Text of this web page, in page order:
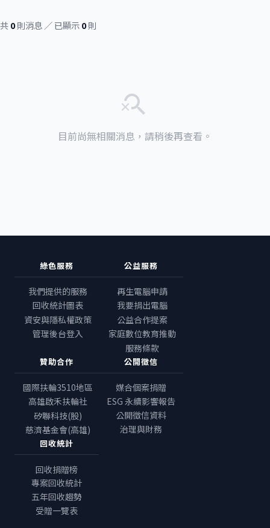
共0則消息 ／ 已顯示0則
search_off
目前尚無相關消息，請稍後再查看。
綠色服務
我們提供的服務
回收統計圖表
資安與隱私權政策
管理後台登入
公益服務
再生電腦申請
我要捐出電腦
公益合作提案
家庭數位教育推動
服務條款
贊助合作
國際扶輪3510地區
高雄啟禾扶輪社
矽聯科技(股)
慈濟基金會(高雄)
公開徵信
媒合個案捐贈
ESG 永續影響報告
公開徵信資料
治理與財務
回收統計
回收捐贈榜
專案回收統計
五年回收趨勢
受贈一覽表